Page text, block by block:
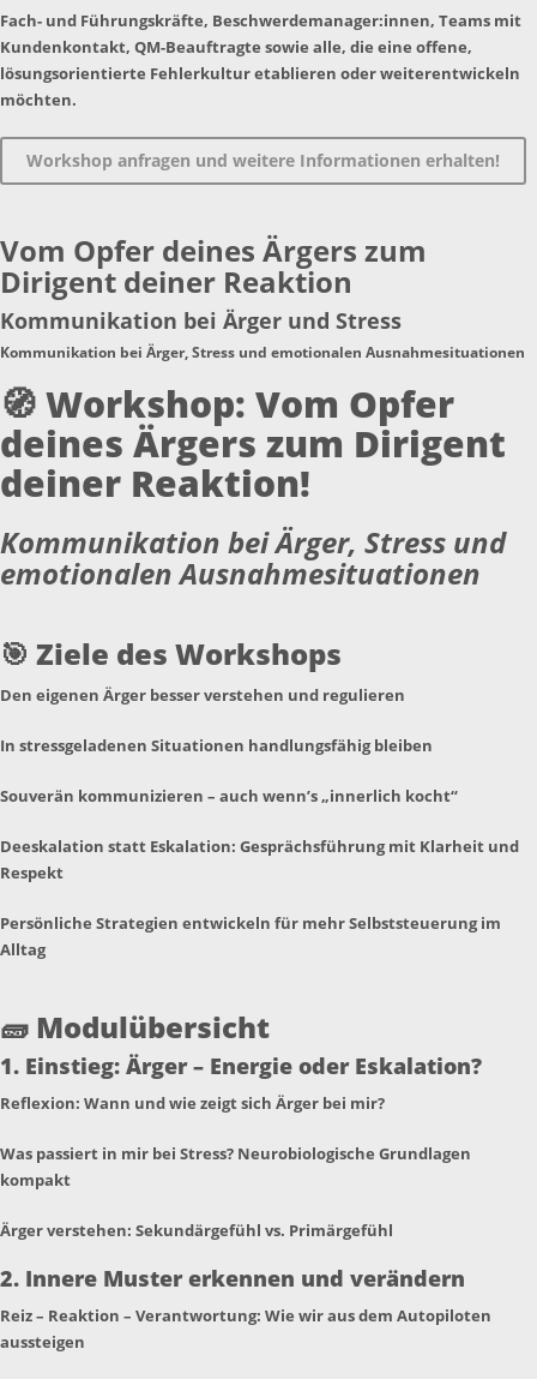
Fach- und Führungskräfte, Beschwerdemanager:innen, Teams mit
Kundenkontakt, QM-Beauftragte sowie alle, die eine offene,
lösungsorientierte Fehlerkultur etablieren oder weiterentwickeln
möchten.
Workshop anfragen und weitere Informationen erhalten!
Vom Opfer deines Ärgers zum
Dirigent deiner Reaktion
Kommunikation bei Ärger und Stress
Kommunikation bei Ärger, Stress und emotionalen Ausnahmesituationen
🧭Workshop: Vom Opfer
deines Ärgers zum Dirigent
deiner Reaktion!
Kommunikation bei Ärger, Stress und
emotionalen Ausnahmesituationen
🎯 Ziele des Workshops
Den eigenen Ärger besser verstehen und regulieren
In stressgeladenen Situationen handlungsfähig bleiben
Souverän kommunizieren – auch wenn’s „innerlich kocht“
Deeskalation statt Eskalation: Gesprächsführung mit Klarheit und
Respekt
Persönliche Strategien entwickeln für mehr Selbststeuerung im
Alltag
🧱 Modulübersicht
1. Einstieg: Ärger – Energie oder Eskalation?
Reflexion: Wann und wie zeigt sich Ärger bei mir?
Was passiert in mir bei Stress? Neurobiologische Grundlagen
kompakt
Ärger verstehen: Sekundärgefühl vs. Primärgefühl
2. Innere Muster erkennen und verändern
Reiz – Reaktion – Verantwortung: Wie wir aus dem Autopiloten
aussteigen